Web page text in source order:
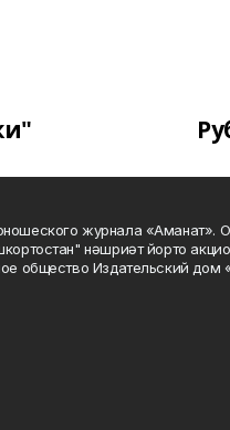
журнала «Аманат».
нәшриәт йорто
общество Издательский дом